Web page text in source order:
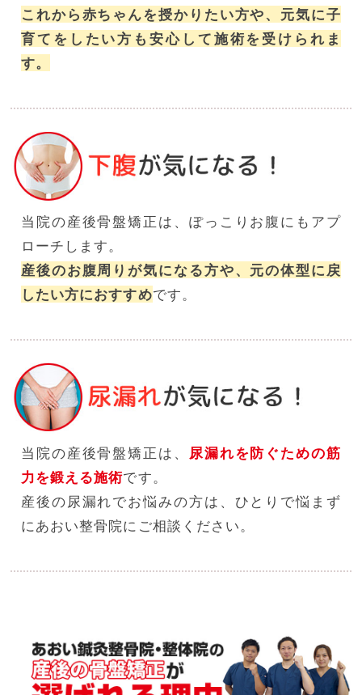
これから赤ちゃんを授かりたい方や、元気に子
育てをしたい方も安心して施術を受けられま
す。
当院の産後骨盤矯正は、ぽっこりお腹にもアプ
ローチします。
産後のお腹周りが気になる方や、元の体型に戻
したい方におすすめです。
当院の産後骨盤矯正は、
尿漏れを防ぐための筋
力を鍛える施術です。
産後の尿漏れでお悩みの方は、ひとりで悩まず
にあおい整骨院にご相談ください。